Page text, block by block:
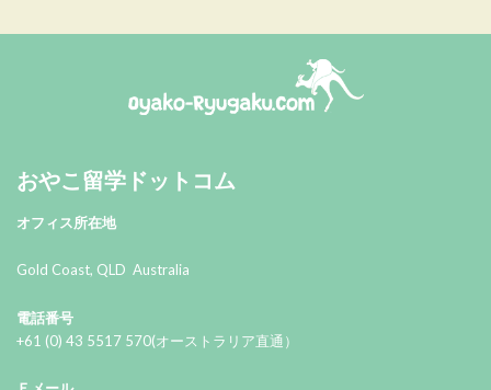
おやこ留学ドットコム
オフィス所在地
Gold Coast, QLD Australia
電話番号
+61 (0) 43 5517 570(オーストラリア直通）